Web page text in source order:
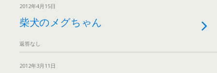
2012年4月15日
柴犬のメグちゃん
返答なし
2012年3月11日